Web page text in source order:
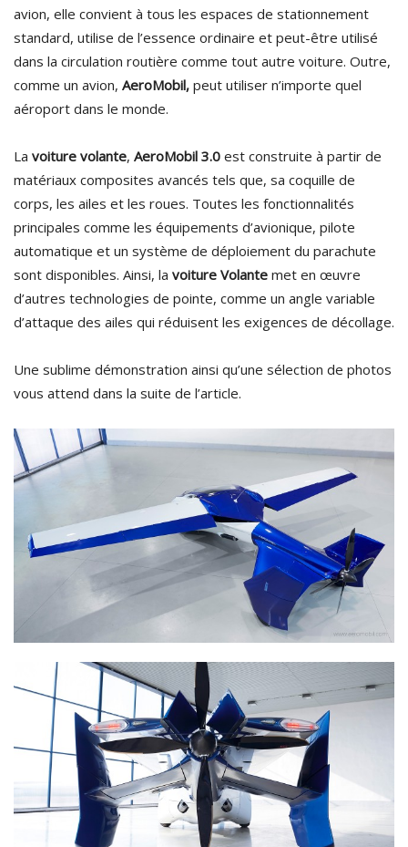
avion, elle convient à tous les espaces de stationnement
standard, utilise de l’essence ordinaire et peut-être utilisé
dans la circulation routière comme tout autre voiture. Outre,
comme un avion, AeroMobil, peut utiliser n’importe quel
aéroport dans le monde.
La voiture volante, AeroMobil 3.0 est construite à partir de
matériaux composites avancés tels que, sa coquille de
corps, les ailes et les roues. Toutes les fonctionnalités
principales comme les équipements d’avionique, pilote
automatique et un système de déploiement du parachute
sont disponibles. Ainsi, la voiture Volante met en œuvre
d’autres technologies de pointe, comme un angle variable
d’attaque des ailes qui réduisent les exigences de décollage.
Une sublime démonstration ainsi qu’une sélection de photos
vous attend dans la suite de l’article.